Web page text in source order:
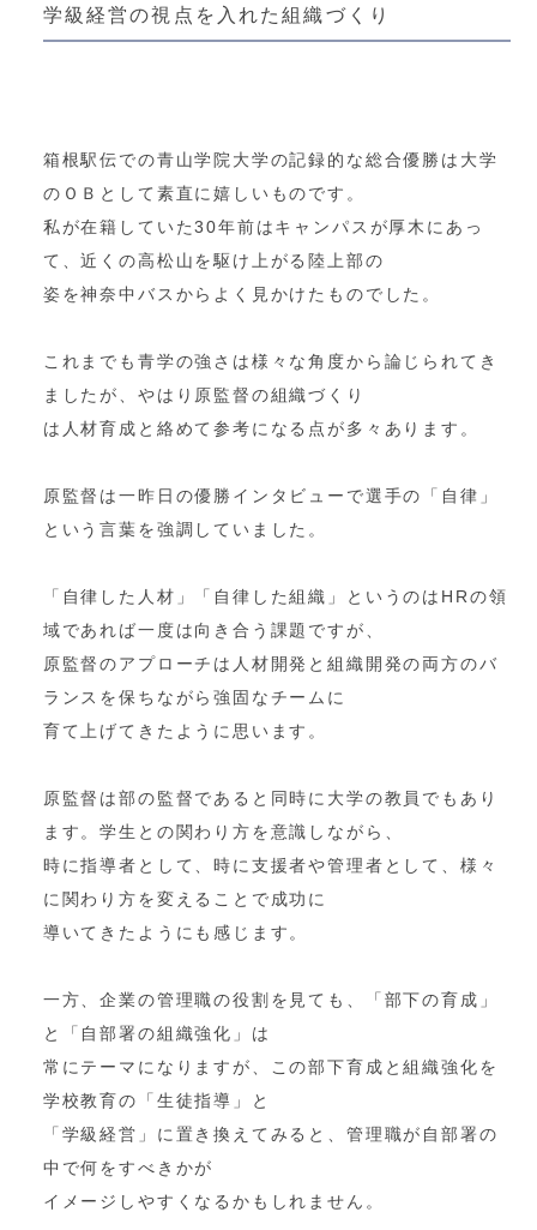
学級経営の視点を入れた組織づくり
箱根駅伝での青山学院大学の記録的な総合優勝は大学
のＯＢとして素直に嬉しいものです。
私が在籍していた30年前はキャンパスが厚木にあっ
て、近くの高松山を駆け上がる陸上部の
姿を神奈中バスからよく見かけたものでした。
これまでも青学の強さは様々な角度から論じられてき
ましたが、やはり原監督の組織づくり
は人材育成と絡めて参考になる点が多々あります。
原監督は一昨日の優勝インタビューで選手の「自律」
という言葉を強調していました。
「自律した人材」「自律した組織」というのはHRの領
域であれば一度は向き合う課題ですが、
原監督のアプローチは人材開発と組織開発の両方のバ
ランスを保ちながら強固なチームに
育て上げてきたように思います。
原監督は部の監督であると同時に大学の教員でもあり
ます。学生との関わり方を意識しながら、
時に指導者として、時に支援者や管理者として、様々
に関わり方を変えることで成功に
導いてきたようにも感じます。
一方、企業の管理職の役割を見ても、「部下の育成」
と「自部署の組織強化」は
常にテーマになりますが、この部下育成と組織強化を
学校教育の「生徒指導」と
「学級経営」に置き換えてみると、管理職が自部署の
中で何をすべきかが
イメージしやすくなるかもしれません。